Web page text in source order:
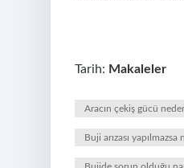
Tarih: Makaleler
Aracın çekiş gücü
Buji arızası yapılmazsa